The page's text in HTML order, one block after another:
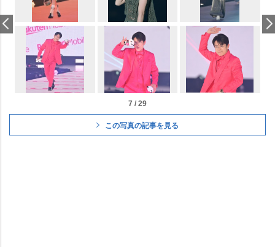
7 / 29
この写真の記事を見る